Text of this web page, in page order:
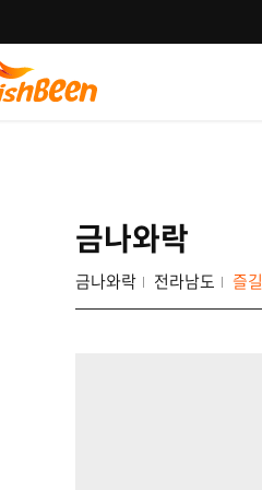
금나와락
금나와락 전라남도 즐